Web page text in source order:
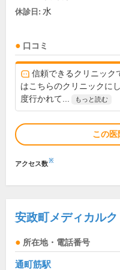
休診日: 水
口コミ
信頼できるクリニック
はこちらのクリニックに
度行かれて...
もっと読む
この医
アクセス数※
安政町メディカルク
所在地・電話番号
通町筋駅